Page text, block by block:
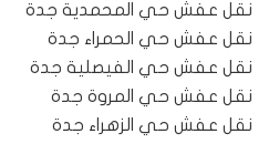
نقل عفش حي المحمدية جدة
نقل عفش حي الحمراء جدة
نقل عفش حي الفيصلية جدة
نقل عفش حي المروة جدة
نقل عفش حي الزهراء جدة